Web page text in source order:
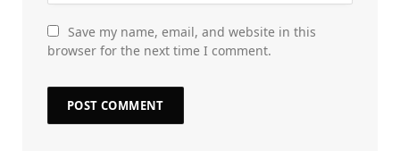
Save my name, email, and website in this
browser for the next time I comment.